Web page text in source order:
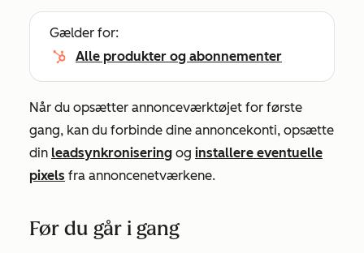
Gælder for:
Alle produkter og abonnementer
Når du opsætter annonceværktøjet for første
gang, kan du forbinde dine annoncekonti, opsætte
din leadsynkronisering og installere eventuelle
pixels fra annoncenetværkene.
Før du går i gang